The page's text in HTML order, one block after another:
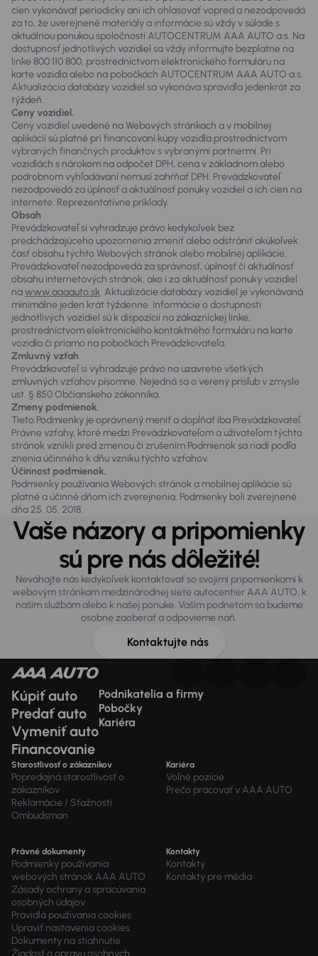
cien vykonávať periodicky ani ich ohlasovať vopred a nezodpovedá
za to, že uverejnené materiály a informácie sú vždy v súlade s
aktuálnou ponukou spoločnosti AUTOCENTRUM AAA AUTO a.s. Na
dostupnosť jednotlivých vozidiel sa vždy informujte bezplatne na
linke 800 110 800, prostredníctvom elektronického formuláru na
karte vozidla alebo na pobočkách AUTOCENTRUM AAA AUTO a.s.
Aktualizácia databázy vozidiel sa vykonáva spravidla jedenkrát za
týždeň.
Ceny vozidiel.
Ceny vozidiel uvedené na Webových stránkach a v mobilnej
aplikácii sú platné pri financovaní kúpy vozidla prostredníctvom
vybraných finančných produktov s vybranými partnermi. Pri
vozidlách s nárokom na odpočet DPH, cena v základnom alebo
podrobnom vyhľadávaní nemusí zahŕňať DPH. Prevádzkovateľ
nezodpovedá za úplnosť a aktuálnosť ponuky vozidiel a ich cien na
internete. Reprezentatívne príklady.
Obsah
Prevádzkovateľ si vyhradzuje právo kedykoľvek bez
predchádzajúceho upozornenia zmeniť alebo odstrániť akúkoľvek
časť obsahu týchto Webových stránok alebo mobilnej aplikácie.
Prevádzkovateľ nezodpovedá za správnosť, úplnosť či aktuálnosť
obsahu internetových stránok, ako i za aktuálnosť ponuky vozidiel
nawww.aaaauto.sk. Aktualizácie databázy vozidiel je vykonávaná
minimálne jeden krát týždenne. Informácie o dostupnosti
jednotlivých vozidiel sú k dispozícii na zákazníckej linke,
prostredníctvom elektronického kontaktného formuláru na karte
vozidla či priamo na pobočkách Prevádzkovateľa.
Zmluvný vzťah
Prevádzkovateľ si vyhradzuje právo na uzavretie všetkých
zmluvných vzťahov písomne. Nejedná sa o verený prísľub v zmysle
ust. § 850 Občianskeho zákonníka.
Zmeny podmienok.
Tieto Podmienky je oprávnený meniť a dopĺňať iba Prevádzkovateľ.
Právne vzťahy, ktoré medzi Prevádzkovateľom a užívateľom týchto
stránok vznikli pred zmenou či zrušením Podmienok sa riadi podľa
znenia účinného k dňu vzniku týchto vzťahov.
Účinnost podmienok.
Podmienky používania Webových stránok a mobilnej aplikácie sú
platné a účinné dňom ich zverejnenia. Podmienky boli zverejnené
dňa 25. 05. 2018.
Vaše názory a pripomienky
sú pre nás dôležité!
Neváhajte nás kedykoľvek kontaktovať so svojimi pripomienkami k
webovým stránkam medzinárodnej siete autocentier AAA AUTO, k
našim službám alebo k našej ponuke. Vaším podnetom sa budeme
osobne zaoberať a odpovieme naň.
Kontaktujte nás
Kúpiť auto
Predať auto
Vymeniť auto
Financovanie
Podnikatelia a firmy
Pobočky
Kariéra
Starostlivosť o zákazníkov
Popredajná starostlivosť o
zákazníkov
Reklamácie / Sťažnosti
Ombudsman
Kariéra
Voľné pozície
Prečo pracovať v AAA AUTO
Právné dokumenty
Podmienky používania
webových stránok AAA AUTO
Zásady ochrany a spracúvania
osobných údajov
Pravidlá používania cookies
Upraviť nastavenia cookies
Dokumenty na stiahnutie
Žiadosť o opravu osobných
Kontakty
Kontakty
Kontakty pre média